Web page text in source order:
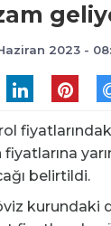
2023 -
belirtildi.
kurundaki